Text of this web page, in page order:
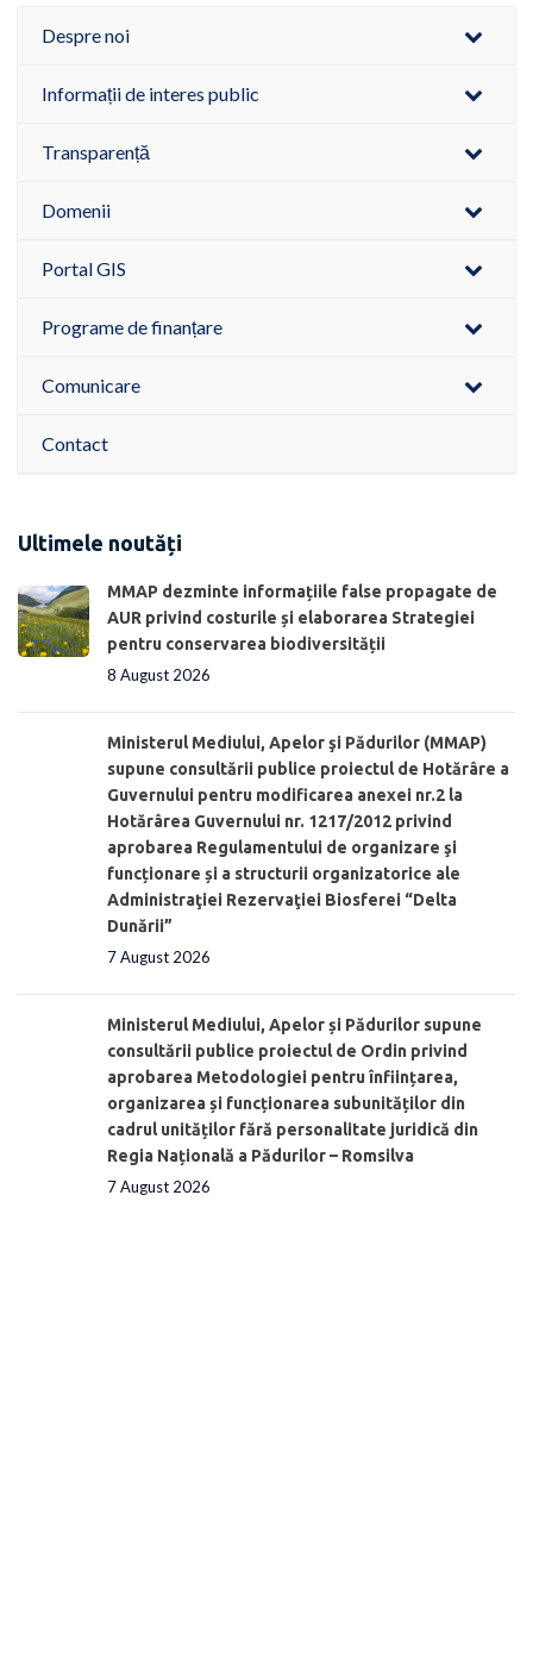
Despre noi
Informații de interes public
Transparență
Domenii
Portal GIS
Programe de finanțare
Comunicare
Contact
Ultimele noutăți
MMAP dezminte informațiile false propagate de
AUR privind costurile și elaborarea Strategiei
pentru conservarea biodiversității
8 August 2026
Ministerul Mediului, Apelor şi Pădurilor (MMAP)
supune consultării publice proiectul de Hotărâre a
Guvernului pentru modificarea anexei nr.2 la
Hotărârea Guvernului nr. 1217/2012 privind
aprobarea Regulamentului de organizare şi
funcționare și a structurii organizatorice ale
Administraţiei Rezervaţiei Biosferei “Delta
Dunării”
7 August 2026
Ministerul Mediului, Apelor și Pădurilor supune
consultării publice proiectul de Ordin privind
aprobarea Metodologiei pentru înființarea,
organizarea și funcționarea subunităților din
cadrul unităților fără personalitate juridică din
Regia Națională a Pădurilor – Romsilva
7 August 2026